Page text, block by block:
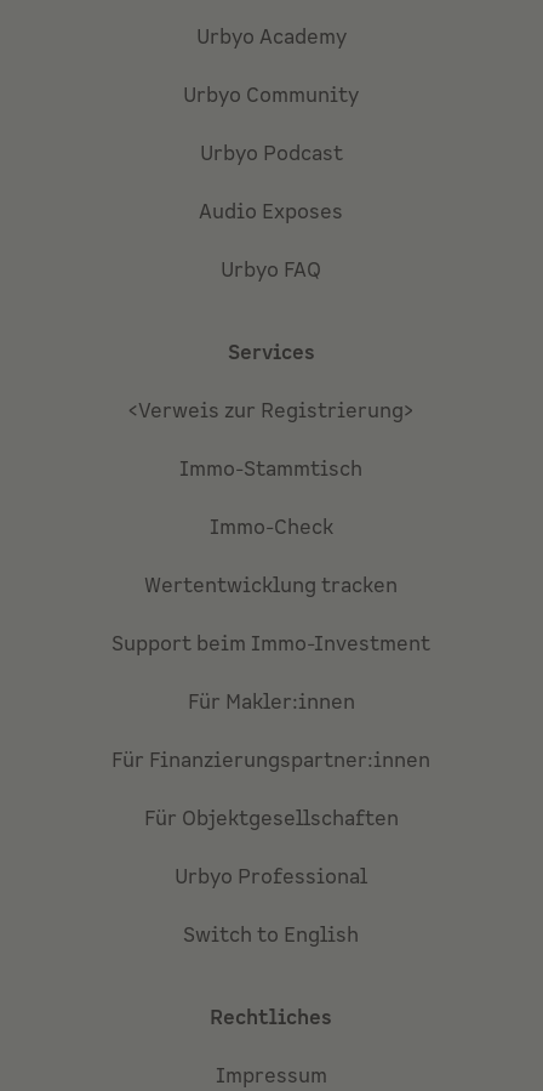
Urbyo Academy
Urbyo Community
Urbyo Podcast
Audio Exposes
Urbyo FAQ
Services
<Verweis zur Registrierung>
Immo-Stammtisch
Immo-Check
Wertentwicklung tracken
Support beim Immo-Investment
Für Makler:innen
Für Finanzierungspartner:innen
Für Objektgesellschaften
Urbyo Professional
Switch to English
Rechtliches
Impressum